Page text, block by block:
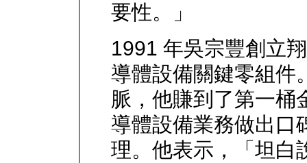
要性。」
1991 年吳宗豐創立
導體設備關鍵零組件
脈，他賺到了第一桶
導體設備業務做出口
理。他表示，「坦白